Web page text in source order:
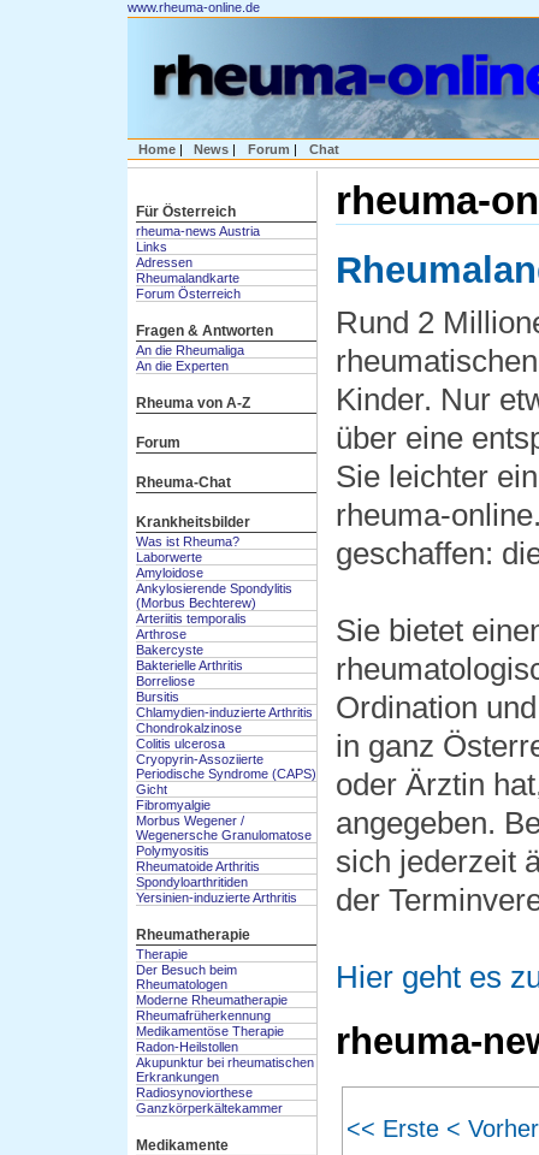
www.rheuma-online.de
Home| News | Forum | Chat
Für Österreich
rheuma-news Austria
Links
Adressen
Rheumalandkarte
Forum Österreich
Fragen & Antworten
An die Rheumaliga
An die Experten
Rheuma von A-Z
Forum
Rheuma-Chat
Krankheitsbilder
Was ist Rheuma?
Laborwerte
Amyloidose
Ankylosierende Spondylitis
(Morbus Bechterew)
Arteriitis temporalis
Arthrose
Bakercyste
Bakterielle Arthritis
Borreliose
Bursitis
Chlamydien-induzierte Arthritis
Chondrokalzinose
Colitis ulcerosa
Cryopyrin-Assoziierte
Periodische Syndrome (CAPS)
Gicht
Fibromyalgie
Morbus Wegener /
Wegenersche Granulomatose
Polymyositis
Rheumatoide Arthritis
Spondyloarthritiden
Yersinien-induzierte Arthritis
Rheumatherapie
Therapie
Der Besuch beim
Rheumatologen
Moderne Rheumatherapie
Rheumafrüherkennung
Medikamentöse Therapie
Radon-Heilstollen
Akupunktur bei rheumatischen
Erkrankungen
Radiosynoviorthese
Ganzkörperkältekammer
Medikamente
rheuma-
Rund 2
Kinder. Nur
über eine
Sie leichter
rheuma-
geschaffen:
Sie bietet
Ordination
in ganz
oder Ärztin
angegeben.
sich jederzeit
der
Hier geht es
rheuma-
<< Erste <